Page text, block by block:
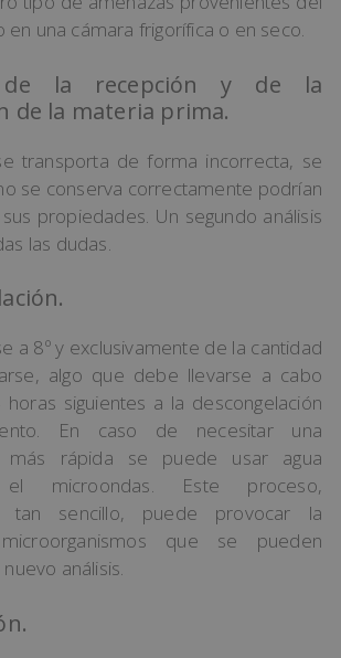
en una cámara frigorífica o en seco.
la recepción y de la
de la materia prima.
transporta de forma incorrecta, se
se conserva correctamente podrían
propiedades. Un segundo análisis
las dudas.
a 8º y exclusivamente de la cantidad
algo que debe llevarse a cabo
siguientes a la descongelación
En caso de necesitar una
más rápida se puede usar agua
microondas. Este proceso,
tan sencillo, puede provocar la
que se pueden
análisis.